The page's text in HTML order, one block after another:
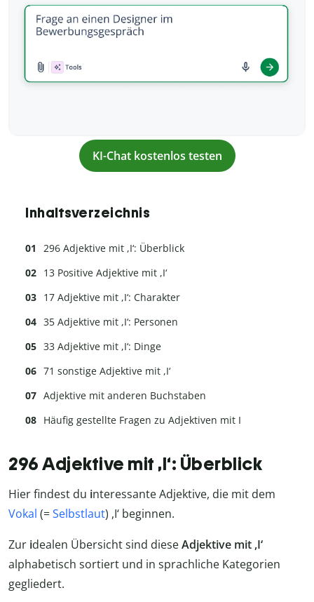
KI-Chat kostenlos testen
Inhaltsverzeichnis
296 Adjektive mit ,I‘: Überblick
13 Positive Adjektive mit ,I‘
17 Adjektive mit ,I‘: Charakter
35 Adjektive mit ,I‘: Personen
33 Adjektive mit ,I‘: Dinge
71 sonstige Adjektive mit ,I‘
Adjektive mit anderen Buchstaben
Häufig gestellte Fragen zu Adjektiven mit I
296 Adjektive mit ,I‘: Überblick
Hier findest du interessante Adjektive, die mit dem
Vokal (=Selbstlaut) ,I‘ beginnen.
Zur idealen Übersicht sind dieseAdjektive mit ,I‘
alphabetisch sortiert und in sprachliche Kategorien
gegliedert.